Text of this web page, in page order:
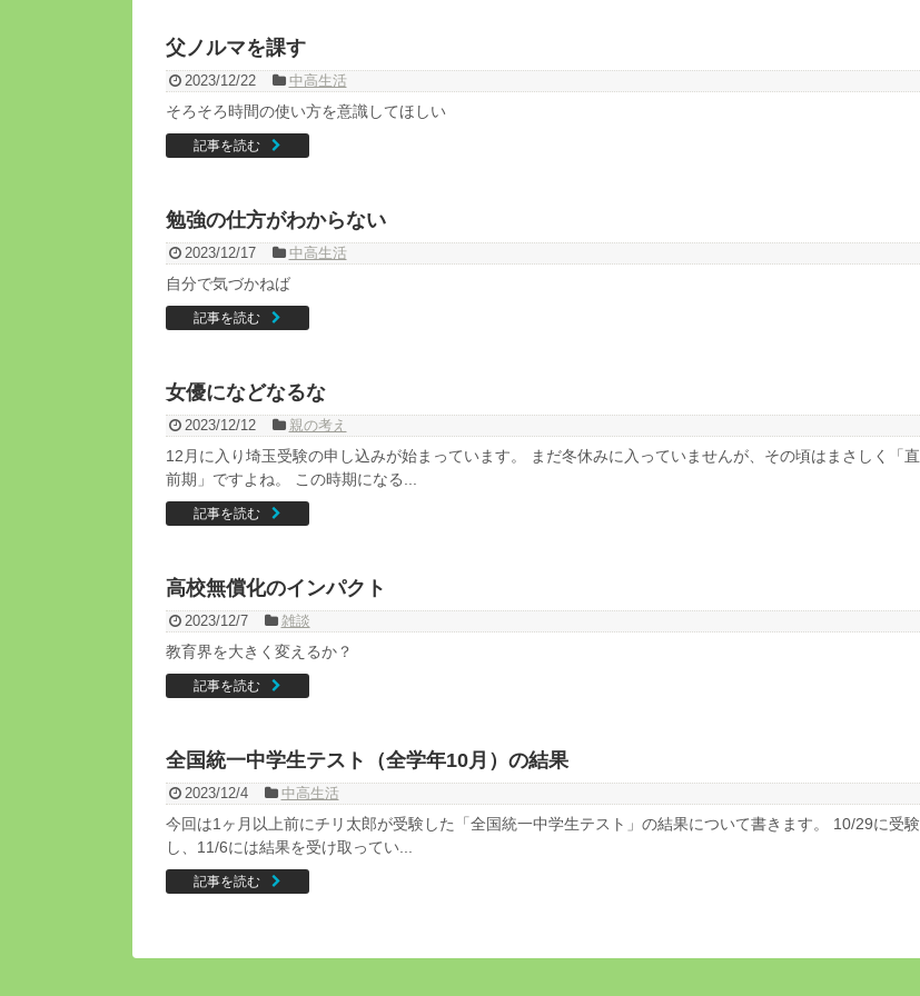
父ノルマを課す
2023/12/22 中高生活
そろそろ時間の使い方を意識してほしい
記事を読む
勉強の仕方がわからない
2023/12/17 中高生活
自分で気づかねば
記事を読む
女優になどなるな
2023/12/12 親の考え
12月に入り埼玉受験の申し込みが始まっています。 まだ冬休みに入っていませんが、その頃はまさしく「直
前期」ですよね。 この時期になる...
記事を読む
高校無償化のインパクト
2023/12/7 雑談
教育界を大きく変えるか？
記事を読む
全国統一中学生テスト（全学年10月）の結果
2023/12/4 中高生活
今回は1ヶ月以上前にチリ太郎が受験した「全国統一中学生テスト」の結果について書きます。 10/29に受験
し、11/6には結果を受け取ってい...
記事を読む